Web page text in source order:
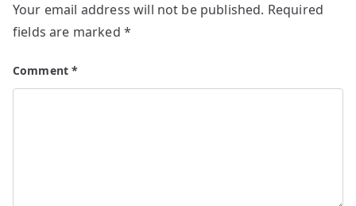
Your email address will not be published. Required
fields are marked *
Comment*